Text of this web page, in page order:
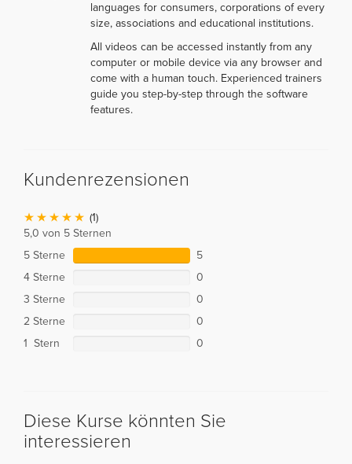
languages for consumers, corporations of every
size, associations and educational institutions.
All videos can be accessed instantly from any
computer or mobile device via any browser and
come with a human touch. Experienced trainers
guide you step-by-step through the software
features.
Kundenrezensionen
(1)
5,0 von 5 Sternen
5 Sterne
5
4 Sterne
0
3 Sterne
0
2 Sterne
0
1 Stern
0
Diese Kurse könnten Sie
interessieren